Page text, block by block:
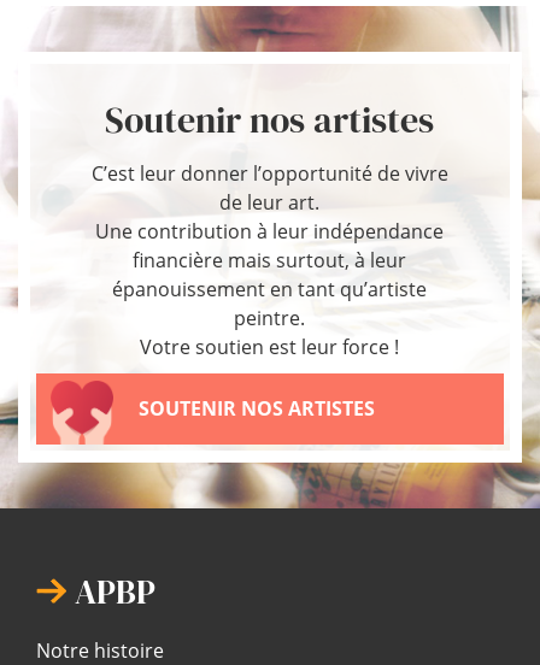
Soutenir nos artistes
C’est leur donner l’opportunité de vivre
de leur art.
Une contribution à leur indépendance
financière mais surtout, à leur
épanouissement en tant qu’artiste
peintre.
Votre soutien est leur force !
SOUTENIR NOS ARTISTES
APBP
Notre histoire